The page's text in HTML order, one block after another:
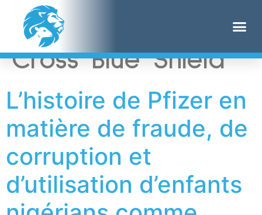
Étiquette :
Cross Blue Shield
L’histoire de Pfizer en
matière de fraude, de
corruption et
d’utilisation d’enfants